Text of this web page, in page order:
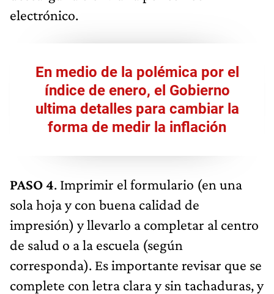
electrónico.
En medio de la polémica por el
índice de enero, el Gobierno
ultima detalles para cambiar la
forma de medir la inflación
PASO 4. Imprimir el formulario (en una
sola hoja y con buena calidad de
impresión) y llevarlo a completar al centro
de salud o a la escuela (según
corresponda). Es importante revisar que se
complete con letra clara y sin tachaduras, y